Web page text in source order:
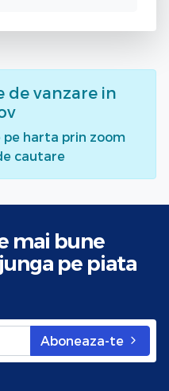
de vanzare in
harta prin zoom
cautare
mai bune
pe piata
Aboneaza-te